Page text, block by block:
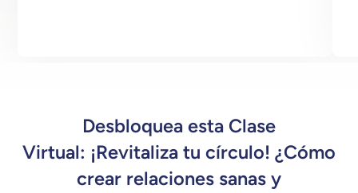
Desbloquea esta Clase
Virtual: ¡Revitaliza tu círculo! ¿Cómo
crear relaciones sanas y